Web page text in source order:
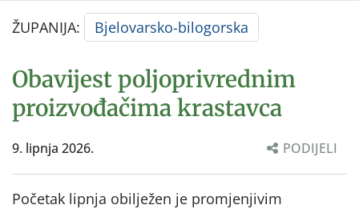
ŽUPANIJA: Bjelovarsko-bilogorska
Obavijest poljoprivrednim
proizvođačima krastavca
9. lipnja 2026. PODIJELI
Početak lipnja obilježen je promjenjivim